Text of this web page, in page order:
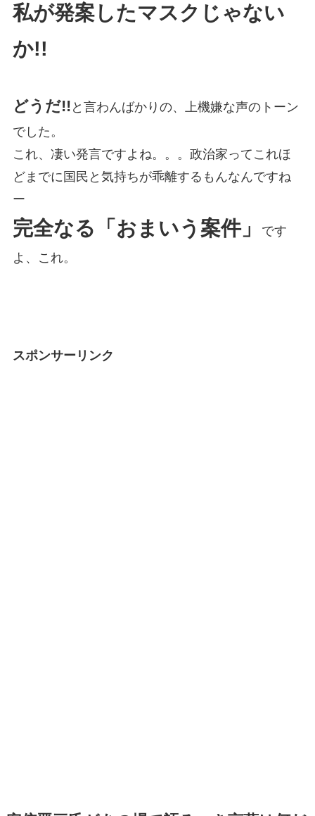
私が発案したマスクじゃない
か!!
どうだ!! と言わんばかりの、上機嫌な声のトーン
でした。
これ、凄い発言ですよね。。。政治家ってこれほ
どまでに国民と気持ちが乖離するもんなんですね
ー
完全なる「おまいう案件」
です
よ、これ。
スポンサーリンク